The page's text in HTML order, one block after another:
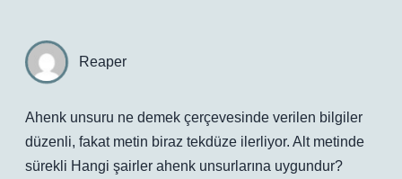
Reaper
Ahenk unsuru ne demek çerçevesinde verilen bilgiler
düzenli, fakat metin biraz tekdüze ilerliyor. Alt metinde
sürekli Hangi şairler ahenk unsurlarına uygundur?